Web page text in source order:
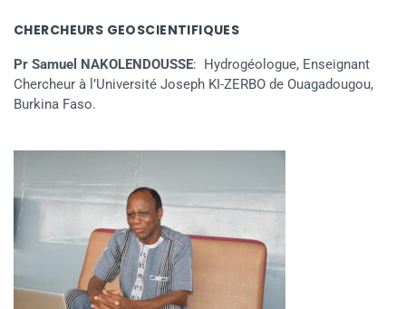
CHERCHEURS GEOSCIENTIFIQUES
Pr Samuel NAKOLENDOUSSE: Hydrogéologue, Enseignant
Chercheur à l’Université Joseph KI-ZERBO de Ouagadougou,
Burkina Faso.